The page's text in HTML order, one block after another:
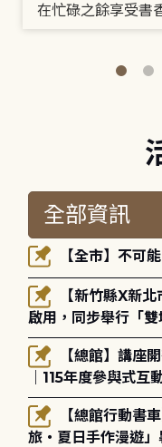
在忙碌之餘享受書
【全市】不可
啟用，同步舉行「
躍參加(115年8月3
｜115年度參與式
場！
旅・夏日手作漫遊